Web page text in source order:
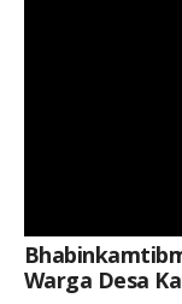
Warga Desa